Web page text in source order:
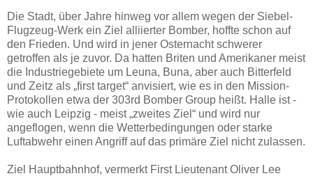
Die Stadt, über Jahre hinweg vor allem wegen der Siebel-
Flugzeug-Werk ein Ziel alliierter Bomber, hoffte schon auf
den Frieden. Und wird in jener Osternacht schwerer
getroffen als je zuvor. Da hatten Briten und Amerikaner meist
die Industriegebiete um Leuna, Buna, aber auch Bitterfeld
und Zeitz als „first target“ anvisiert, wie es in den Mission-
Protokollen etwa der 303rd Bomber Group heißt. Halle ist -
wie auch Leipzig - meist „zweites Ziel“ und wird nur
angeflogen, wenn die Wetterbedingungen oder starke
Luftabwehr einen Angriff auf das primäre Ziel nicht zulassen.
Ziel Hauptbahnhof, vermerkt First Lieutenant Oliver Lee